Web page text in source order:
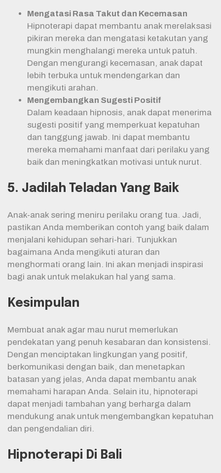
Mengatasi Rasa Takut dan Kecemasan
Hipnoterapi dapat membantu anak merelaksasi
pikiran mereka dan mengatasi ketakutan yang
mungkin menghalangi mereka untuk patuh.
Dengan mengurangi kecemasan, anak dapat
lebih terbuka untuk mendengarkan dan
mengikuti arahan.
Mengembangkan Sugesti Positif
Dalam keadaan hipnosis, anak dapat menerima
sugesti positif yang memperkuat kepatuhan
dan tanggung jawab. Ini dapat membantu
mereka memahami manfaat dari perilaku yang
baik dan meningkatkan motivasi untuk nurut.
5. Jadilah Teladan Yang Baik
Anak-anak sering meniru perilaku orang tua. Jadi,
pastikan Anda memberikan contoh yang baik dalam
menjalani kehidupan sehari-hari. Tunjukkan
bagaimana Anda mengikuti aturan dan
menghormati orang lain. Ini akan menjadi inspirasi
bagi anak untuk melakukan hal yang sama.
Kesimpulan
Membuat anak agar mau nurut memerlukan
pendekatan yang penuh kesabaran dan konsistensi.
Dengan menciptakan lingkungan yang positif,
berkomunikasi dengan baik, dan menetapkan
batasan yang jelas, Anda dapat membantu anak
memahami harapan Anda. Selain itu, hipnoterapi
dapat menjadi tambahan yang berharga dalam
mendukung anak untuk mengembangkan kepatuhan
dan pengendalian diri.
Hipnoterapi Di Bali